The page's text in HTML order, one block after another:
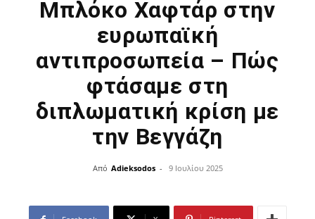
Μπλόκο Χαφτάρ στην
ευρωπαϊκή
αντιπροσωπεία – Πώς
φτάσαμε στη
διπλωματική κρίση με
την Βεγγάζη
Από Adieksodos - 9 Ιουλίου 2025